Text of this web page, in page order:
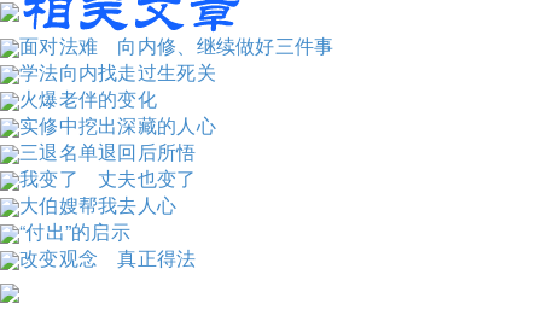
面对法难 向内修、继续做好三件事
学法向内找走过生死关
火爆老伴的变化
实修中挖出深藏的人心
三退名单退回后所悟
我变了 丈夫也变了
大伯嫂帮我去人心
“付出”的启示
改变观念 真正得法